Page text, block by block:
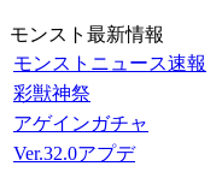
モンスト最新情報
モンストニュース速報
彩獣神祭
アゲインガチャ
Ver.32.0アプデ